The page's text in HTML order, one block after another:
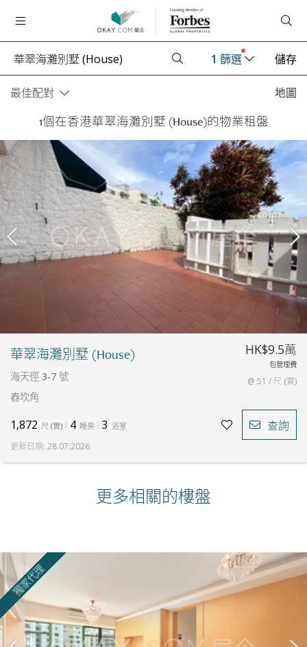
1 篩選 儲存
最佳配對 地圖
1個在香港華翠海灘別墅 (House)的物業租盤
華翠海灘別墅 (House)
海天徑 3-7 號
舂坎角
HK$9.5萬
包管理費
@ 51 / 尺 (實)
1,872 尺 (實) 4 睡房 3 浴室 查詢
更新日期: 28.07.2026
更多相關的樓盤
獨家代理